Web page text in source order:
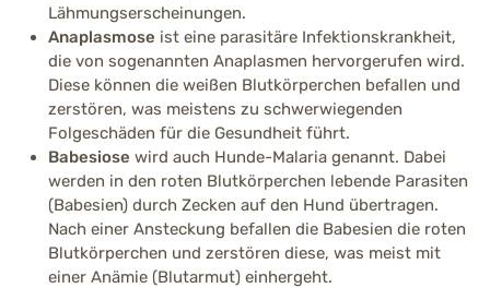
Lähmungserscheinungen.
Anaplasmose ist eine parasitäre Infektionskrankheit,
die von sogenannten Anaplasmen hervorgerufen wird.
Diese können die weißen Blutkörperchen befallen und
zerstören, was meistens zu schwerwiegenden
Folgeschäden für die Gesundheit führt.
Babesiose wird auch Hunde-Malaria genannt. Dabei
werden in den roten Blutkörperchen lebende Parasiten
(Babesien) durch Zecken auf den Hund übertragen.
Nach einer Ansteckung befallen die Babesien die roten
Blutkörperchen und zerstören diese, was meist mit
einer Anämie (Blutarmut) einhergeht.